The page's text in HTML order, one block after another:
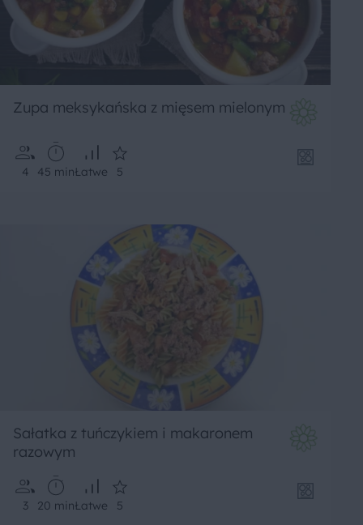
Zupa meksykańska z mięsem mielonym
4 45 minŁatwe 5
Sałatka z tuńczykiem i makaronem
razowym
3 20 minŁatwe 5